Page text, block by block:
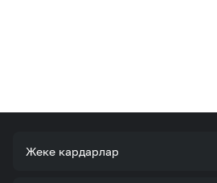
Жеке кардарлар